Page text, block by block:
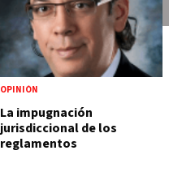
OPINIÓN
La impugnación
jurisdiccional de los
reglamentos